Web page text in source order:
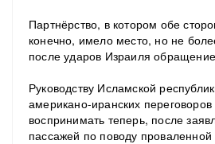
Партнёрство, в котором обе
конечно, имело место, но не
после ударов Израиля
Руководству Исламской
американо-иранских
воспринимать теперь, после
пассажей по поводу